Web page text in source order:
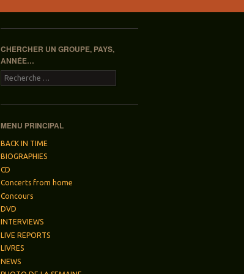
CHERCHER UN GROUPE, PAYS,
ANNÉE…
Recherche
MENU PRINCIPAL
BACK IN TIME
BIOGRAPHIES
CD
Concerts from home
Concours
DVD
INTERVIEWS
LIVE REPORTS
LIVRES
NEWS